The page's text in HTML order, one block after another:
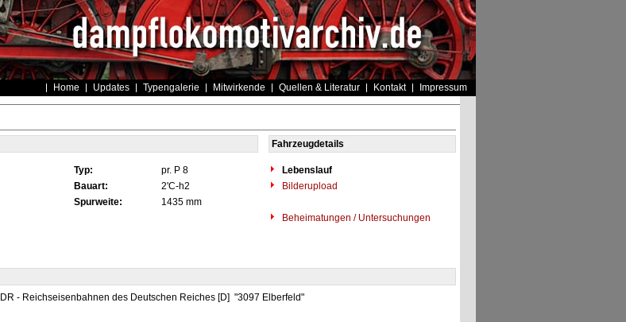
Home Updates Typengalerie Mitwirkende Quellen & Literatur Kontakt Impressum
Fahrzeugdetails
Typ: pr. P 8
Lebenslauf
Bauart: 2'C-h2
Bilderupload
Spurweite:
1435 mm
Beheimatungen / Untersuchungen
- Reichseisenbahnen des Deutschen Reiches [D] "3097 Elberfeld"